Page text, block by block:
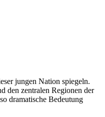
jungen Nation spiegeln.
den zentralen Regionen der
dramatische Bedeutung